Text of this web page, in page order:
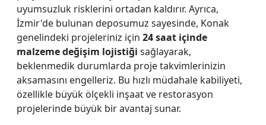
uyumsuzluk risklerini ortadan kaldırır. Ayrıca,
İzmir'de bulunan deposumuz sayesinde, Konak
genelindeki projeleriniz için 24 saat içinde
malzeme değişim lojistiği sağlayarak,
beklenmedik durumlarda proje takvimlerinizin
aksamasını engelleriz. Bu hızlı müdahale kabiliyeti,
özellikle büyük ölçekli inşaat ve restorasyon
projelerinde büyük bir avantaj sunar.